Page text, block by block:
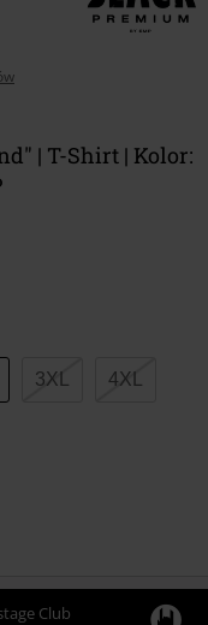
| T-Shirt | Kolor:
3XL 4XL
Club